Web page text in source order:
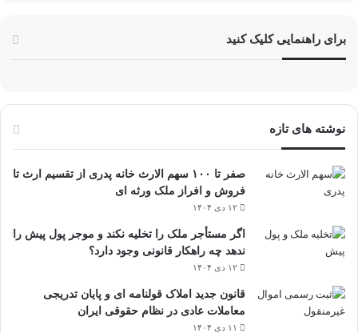
برای راهنمایی کلیک کنید
نوشته های تازه
صفر تا ۱۰۰ سهم الارث خانه پدری از تقسیم ارث تا
فروش و افراز ملک ورثه ای
۱۲ دی ۱۴۰۴
اگر مستأجر ملک را تخلیه نکند و موجر پول پیش را
ندهد چه راهکار قانونی وجود دارد؟
۱۲ دی ۱۴۰۴
قانون جدید املاک قولنامه ای و پایان تدریجی
معاملات عادی در نظام حقوقی ایران
۱۱ دی ۱۴۰۴